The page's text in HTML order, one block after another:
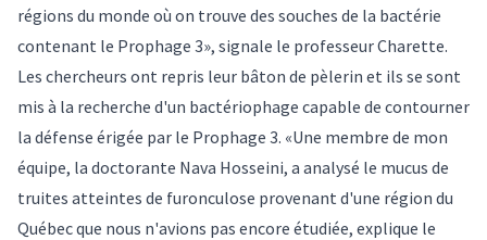
régions du monde où on trouve des souches de la bactérie
contenant le Prophage 3», signale le professeur Charette.
Les chercheurs ont repris leur bâton de pèlerin et ils se sont
mis à la recherche d'un bactériophage capable de contourner
la défense érigée par le Prophage 3. «Une membre de mon
équipe, la doctorante Nava Hosseini, a analysé le mucus de
truites atteintes de furonculose provenant d'une région du
Québec que nous n'avions pas encore étudiée, explique le